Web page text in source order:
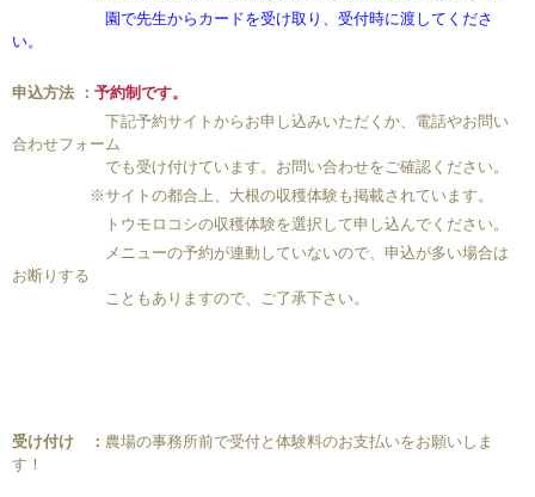
園で先生からカードを受け取り、受付時に渡してくださ
い。
申込方法 ： 予約制です。
下記予約サイトからお申し込みいただくか、電話やお問い
合わせフォーム
でも受け付けています。お問い合わせをご確認ください。
※サイトの都合上、大根の収穫体験も掲載されています。
トウモロコシの収穫体験を選択して申し込んでください。
メニューの予約が連動していないので、申込が多い場合は
お断りする
こともありますので、ご了承下さい。
受け付け ： 農場の事務所前で受付と体験料のお支払いをお願いしま
す！